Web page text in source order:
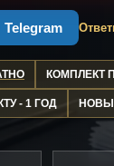
Telegram
КОМПЛЕКТ
- 1 ГОД